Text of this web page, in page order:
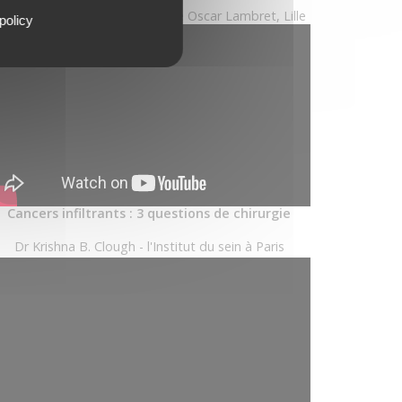
Marie Pierre Chauvet - Centre Oscar Lambret, Lille
Cancers infiltrants : 3 questions de chirurgie
Dr Krishna B. Clough - l'Institut du sein à Paris